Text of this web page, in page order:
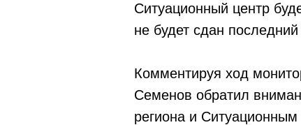
Ситуационный центр
не будет сдан
Комментируя ход
Семенов обратил
региона и